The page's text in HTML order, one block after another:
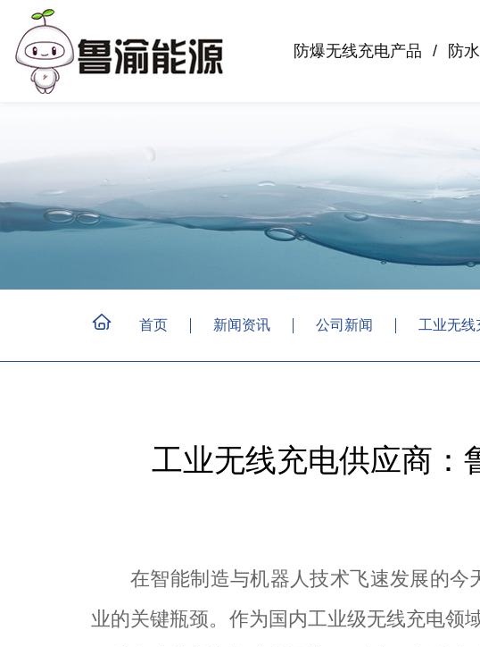
防爆无线充电产品 防
首页 新闻资讯 公司新闻 工业无线
工业无线充电供应商：
在智能制造与机器人技术飞速发展的
业的关键瓶颈。作为国内工业级无线充电领